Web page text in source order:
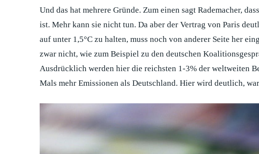
Und das hat mehrere Gründe. Zum einen sagt Rademacher,
ist. Mehr kann sie nicht tun. Da aber der Vertrag von Paris
auf unter 1,5°C zu halten, muss noch von anderer Seite her
zwar nicht, wie zum Beispiel zu den deutschen
Ausdrücklich werden hier die reichsten 1-3% der weltweiten
Mals mehr Emissionen als Deutschland. Hier wird deutlich,